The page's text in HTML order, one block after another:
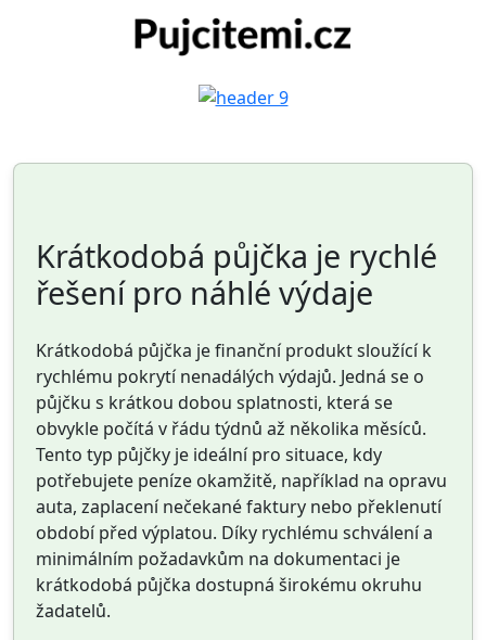
Krátkodobá půjčka je rychlé
řešení pro náhlé výdaje
Krátkodobá půjčka je finanční produkt sloužící k
rychlému pokrytí nenadálých výdajů. Jedná se o
půjčku s krátkou dobou splatnosti, která se
obvykle počítá v řádu týdnů až několika měsíců.
Tento typ půjčky je ideální pro situace, kdy
potřebujete peníze okamžitě, například na opravu
auta, zaplacení nečekané faktury nebo překlenutí
období před výplatou. Díky rychlému schválení a
minimálním požadavkům na dokumentaci je
krátkodobá půjčka dostupná širokému okruhu
žadatelů.